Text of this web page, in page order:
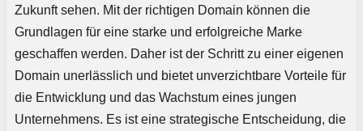
Zukunft sehen. Mit der richtigen Domain können die
Grundlagen für eine starke und erfolgreiche Marke
geschaffen werden. Daher ist der Schritt zu einer eigenen
Domain unerlässlich und bietet unverzichtbare Vorteile für
die Entwicklung und das Wachstum eines jungen
Unternehmens. Es ist eine strategische Entscheidung, die